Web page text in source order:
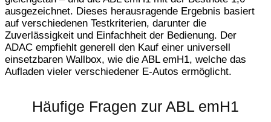
ausgezeichnet. Dieses herausragende Ergebnis basiert
auf verschiedenen Testkriterien, darunter die
Zuverlässigkeit und Einfachheit der Bedienung. Der
ADAC empfiehlt generell den Kauf einer universell
einsetzbaren Wallbox, wie die ABL emH1, welche das
Aufladen vieler verschiedener E-Autos ermöglicht.
Häufige Fragen zur ABL emH1